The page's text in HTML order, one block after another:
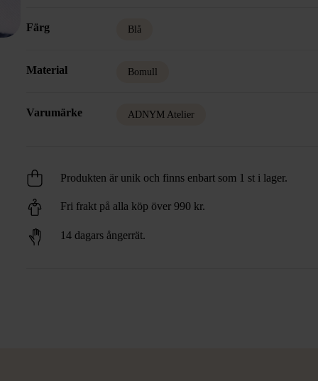
Färg Blå
Material Bomull
Varumärke ADNYM Atelier
Produkten är unik och finns enbart som 1 st i lager.
Fri frakt på alla köp över 990 kr.
14 dagars ångerrät.